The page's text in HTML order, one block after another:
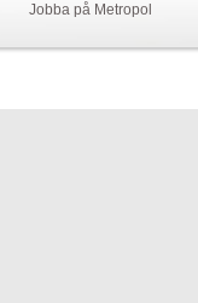
Jobba på Metropol